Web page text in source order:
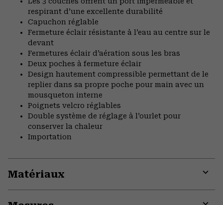
respirant d’une excellente durabilité
Capuchon réglable
Fermeture éclair résistante à l’eau au centre sur le
devant
Fermetures éclair d’aération sous les bras
Deux poches à fermeture éclair
Design hautement compressible permettant de le
replier dans sa propre poche pour main avec un
mousqueton interne
Poignets velcro réglables
Double système de réglage à l’ourlet pour
conserver la chaleur
Importation
Matériaux